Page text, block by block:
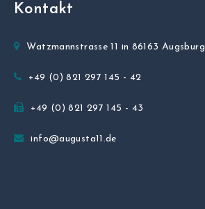
Kontakt
Watzmannstrasse 11 in 86163 Augsburg
+49 (0) 821 297 145 - 42
+49 (0) 821 297 145 - 43
info@augusta11.de